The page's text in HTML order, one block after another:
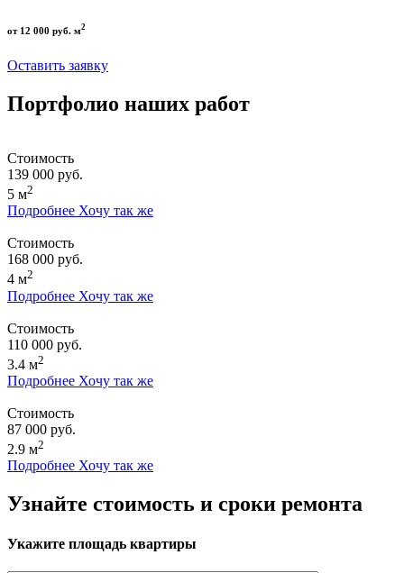
от 12 000 руб. м2
Оставить заявку
Портфолио наших работ
Стоимость
139 000 руб.
5 м2
Подробнее Хочу так же
Стоимость
168 000 руб.
4 м2
Подробнее Хочу так же
Стоимость
110 000 руб.
3.4 м2
Подробнее Хочу так же
Стоимость
87 000 руб.
2.9 м2
Подробнее Хочу так же
Узнайте стоимость и сроки ремонта
Укажите площадь квартиры